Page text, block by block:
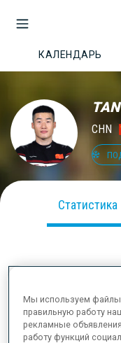
КАЛЕНДАРЬ
CHN
Статистика
Мы используем файлы
правильную работу
рекламные
работу функций